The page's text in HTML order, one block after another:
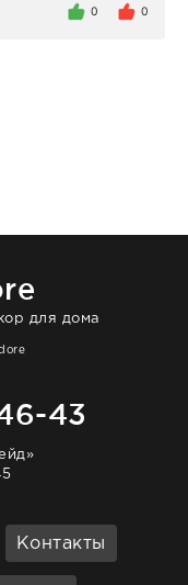
Выглядит
0 0
для дома
43
Контакты